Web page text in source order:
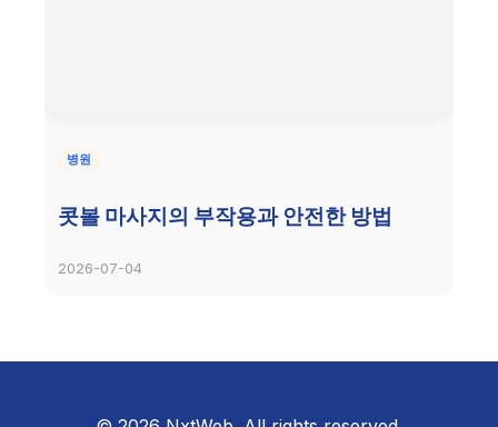
병원
콧볼 마사지의 부작용과 안전한 방법
2026-07-04